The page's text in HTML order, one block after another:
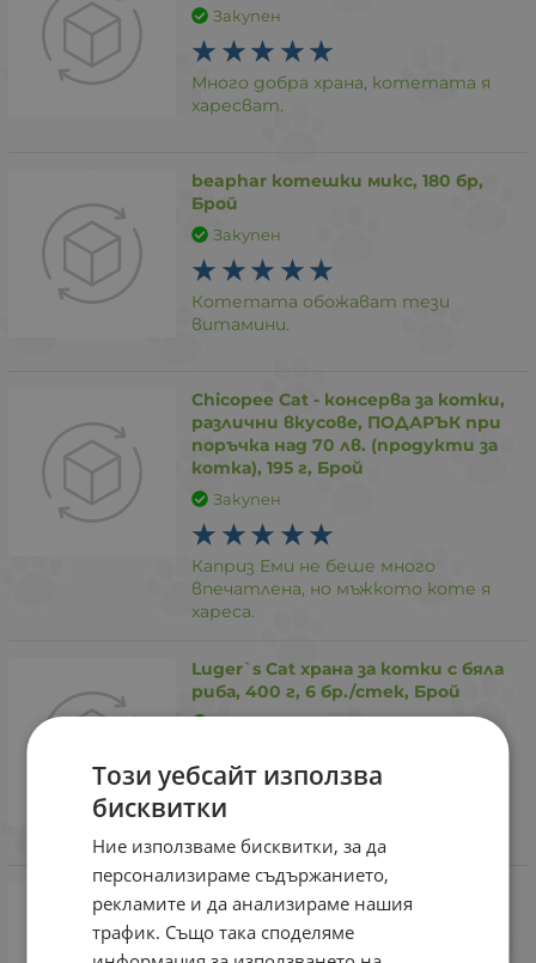
Закупен
Много добра храна, котетата я
харесват.
beaphar котешки микс, 180 бр,
Брой
Закупен
Котетата обожават тези
витамини.
Chicopee Cat - консерва за котки,
различни вкусове, ПОДАРЪК при
поръчка над 70 лв. (продукти за
котка), 195 г, Брой
Закупен
Каприз Еми не беше много
впечатлена, но мъжкото коте я
хареса.
Luger`s Cat храна за котки с бяла
риба, 400 г, 6 бр./стек, Брой
Закупен
За първи път взимам от тези
консерви, но много ги харесаха.
Изадоха я с апетит.
Този уебсайт използва
бисквитки
Ние използваме бисквитки, за да
персонализираме съдържанието,
рекламите и да анализираме нашия
трафик. Също така споделяме